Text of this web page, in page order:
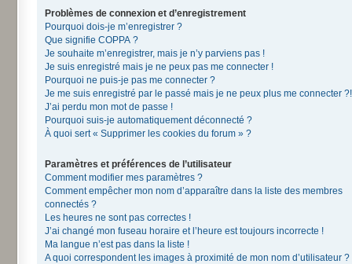
Problèmes de connexion et d’enregistrement
Pourquoi dois-je m’enregistrer ?
Que signifie COPPA ?
Je souhaite m’enregistrer, mais je n’y parviens pas !
Je suis enregistré mais je ne peux pas me connecter !
Pourquoi ne puis-je pas me connecter ?
Je me suis enregistré par le passé mais je ne peux plus me connecter ?!
J’ai perdu mon mot de passe !
Pourquoi suis-je automatiquement déconnecté ?
À quoi sert « Supprimer les cookies du forum » ?
Paramètres et préférences de l’utilisateur
Comment modifier mes paramètres ?
Comment empêcher mon nom d’apparaître dans la liste des membres
connectés ?
Les heures ne sont pas correctes !
J’ai changé mon fuseau horaire et l’heure est toujours incorrecte !
Ma langue n’est pas dans la liste !
A quoi correspondent les images à proximité de mon nom d’utilisateur ?